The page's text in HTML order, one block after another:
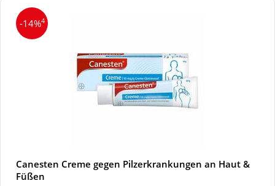
-14%4
Canesten Creme gegen Pilzerkrankungen an Haut &
Füßen